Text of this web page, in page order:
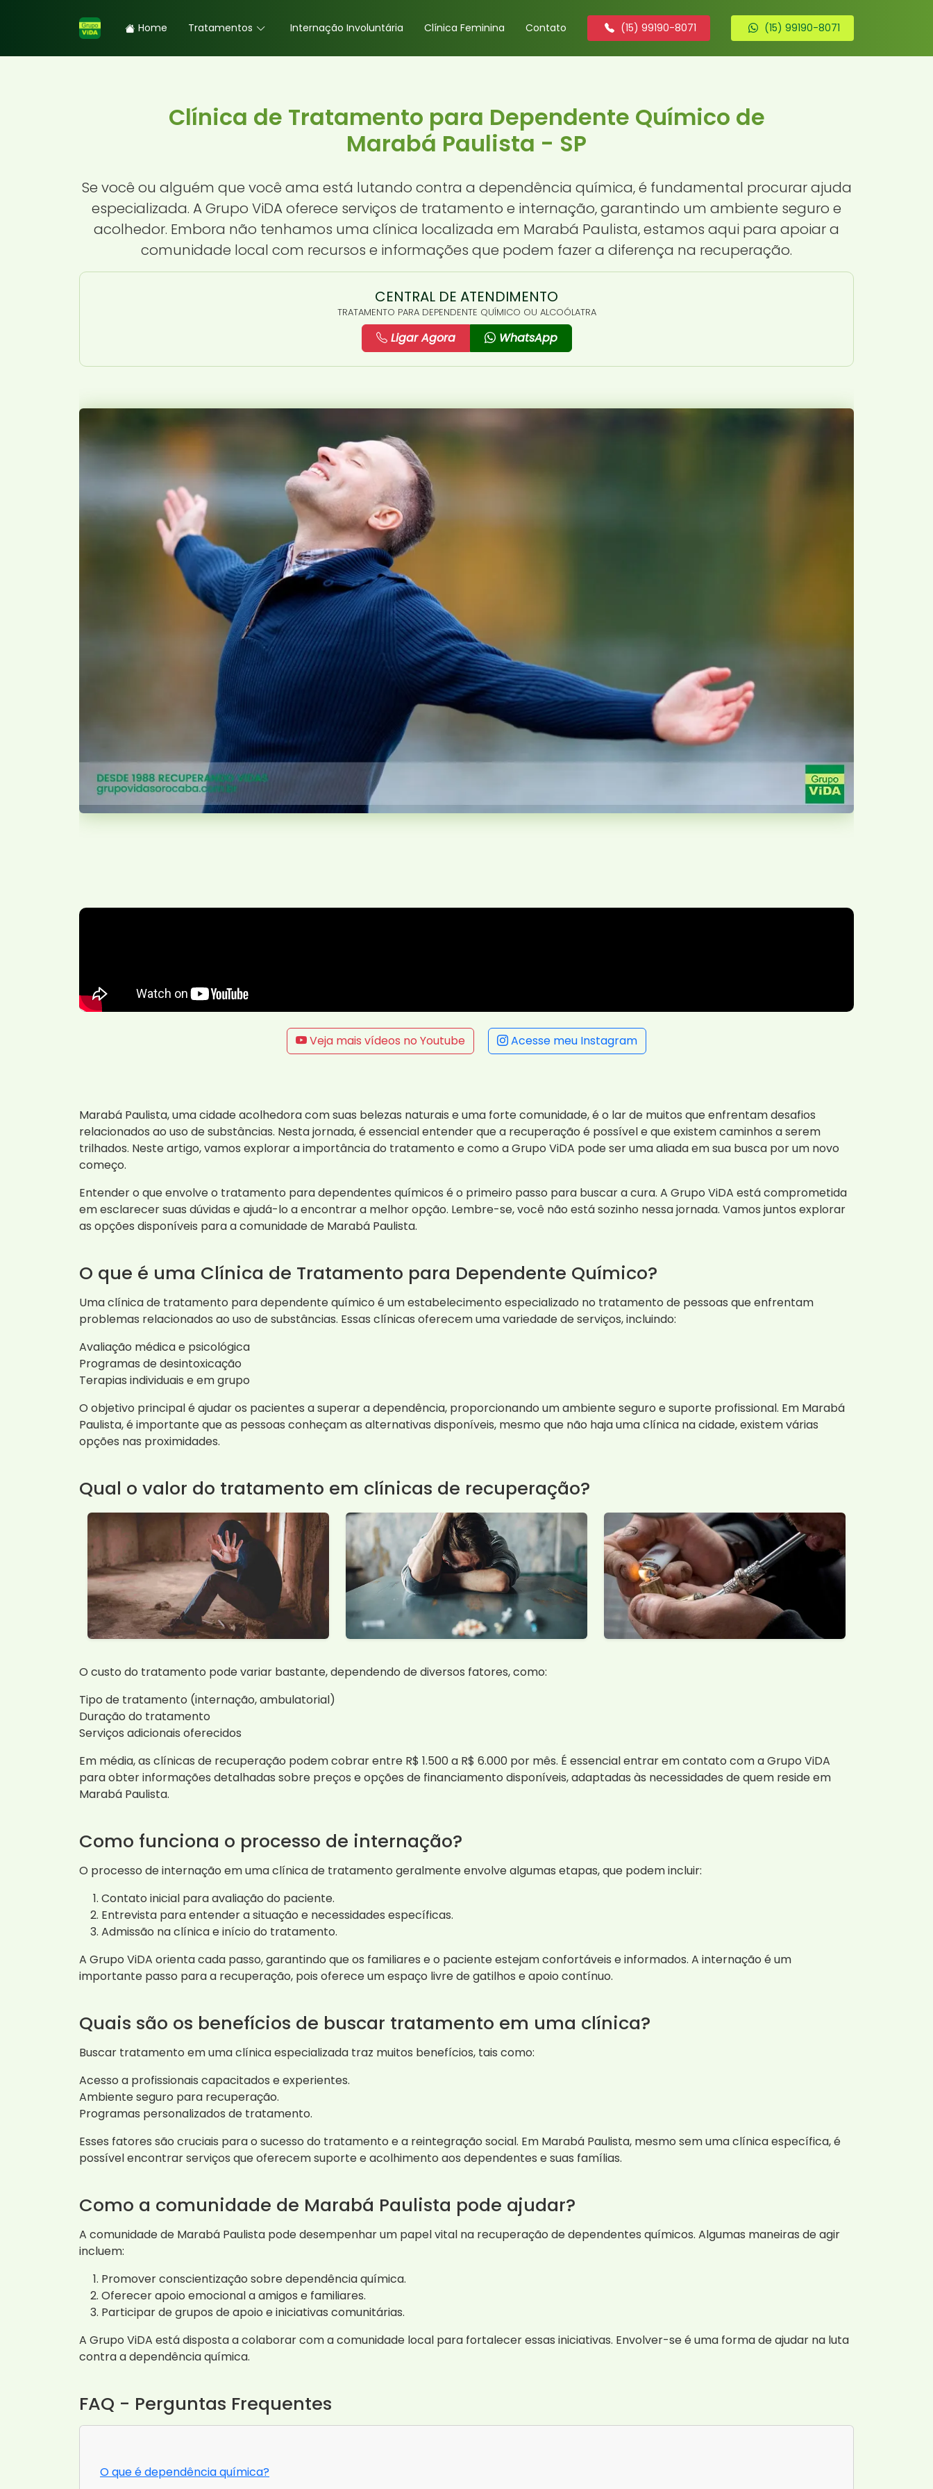
Home Tratamentos Internação Involuntária Clínica Feminina Contato (15) 99190-8071 (15) 99190-8071
Clínica de Tratamento para Dependente Químico de
Marabá Paulista - SP
Se você ou alguém que você ama está lutando contra a dependência química, é fundamental procurar ajuda
especializada. A Grupo ViDA oferece serviços de tratamento e internação, garantindo um ambiente seguro e
acolhedor. Embora não tenhamos uma clínica localizada em Marabá Paulista, estamos aqui para apoiar a
comunidade local com recursos e informações que podem fazer a diferença na recuperação.
CENTRAL DE ATENDIMENTO
TRATAMENTO PARA DEPENDENTE QUÍMICO OU ALCOÓLATRA
Ligar Agora WhatsApp
Veja mais vídeos no Youtube Acesse meu Instagram
Marabá Paulista, uma cidade acolhedora com suas belezas naturais e uma forte comunidade, é o lar de muitos que enfrentam desafios
relacionados ao uso de substâncias. Nesta jornada, é essencial entender que a recuperação é possível e que existem caminhos a serem
trilhados. Neste artigo, vamos explorar a importância do tratamento e como a Grupo ViDA pode ser uma aliada em sua busca por um novo
começo.
Entender o que envolve o tratamento para dependentes químicos é o primeiro passo para buscar a cura. A Grupo ViDA está comprometida
em esclarecer suas dúvidas e ajudá-lo a encontrar a melhor opção. Lembre-se, você não está sozinho nessa jornada. Vamos juntos explorar
as opções disponíveis para a comunidade de Marabá Paulista.
O que é uma Clínica de Tratamento para Dependente Químico?
Uma clínica de tratamento para dependente químico é um estabelecimento especializado no tratamento de pessoas que enfrentam
problemas relacionados ao uso de substâncias. Essas clínicas oferecem uma variedade de serviços, incluindo:
Avaliação médica e psicológica
Programas de desintoxicação
Terapias individuais e em grupo
O objetivo principal é ajudar os pacientes a superar a dependência, proporcionando um ambiente seguro e suporte profissional. Em Marabá
Paulista, é importante que as pessoas conheçam as alternativas disponíveis, mesmo que não haja uma clínica na cidade, existem várias
opções nas proximidades.
Qual o valor do tratamento em clínicas de recuperação?
O custo do tratamento pode variar bastante, dependendo de diversos fatores, como:
Tipo de tratamento (internação, ambulatorial)
Duração do tratamento
Serviços adicionais oferecidos
Em média, as clínicas de recuperação podem cobrar entre R$ 1.500 a R$ 6.000 por mês. É essencial entrar em contato com a Grupo ViDA
para obter informações detalhadas sobre preços e opções de financiamento disponíveis, adaptadas às necessidades de quem reside em
Marabá Paulista.
Como funciona o processo de internação?
O processo de internação em uma clínica de tratamento geralmente envolve algumas etapas, que podem incluir:
Contato inicial para avaliação do paciente.
Entrevista para entender a situação e necessidades específicas.
Admissão na clínica e início do tratamento.
A Grupo ViDA orienta cada passo, garantindo que os familiares e o paciente estejam confortáveis e informados. A internação é um
importante passo para a recuperação, pois oferece um espaço livre de gatilhos e apoio contínuo.
Quais são os benefícios de buscar tratamento em uma clínica?
Buscar tratamento em uma clínica especializada traz muitos benefícios, tais como:
Acesso a profissionais capacitados e experientes.
Ambiente seguro para recuperação.
Programas personalizados de tratamento.
Esses fatores são cruciais para o sucesso do tratamento e a reintegração social. Em Marabá Paulista, mesmo sem uma clínica específica, é
possível encontrar serviços que oferecem suporte e acolhimento aos dependentes e suas famílias.
Como a comunidade de Marabá Paulista pode ajudar?
A comunidade de Marabá Paulista pode desempenhar um papel vital na recuperação de dependentes químicos. Algumas maneiras de agir
incluem:
Promover conscientização sobre dependência química.
Oferecer apoio emocional a amigos e familiares.
Participar de grupos de apoio e iniciativas comunitárias.
A Grupo ViDA está disposta a colaborar com a comunidade local para fortalecer essas iniciativas. Envolver-se é uma forma de ajudar na luta
contra a dependência química.
FAQ - Perguntas Frequentes
O que é dependência química?